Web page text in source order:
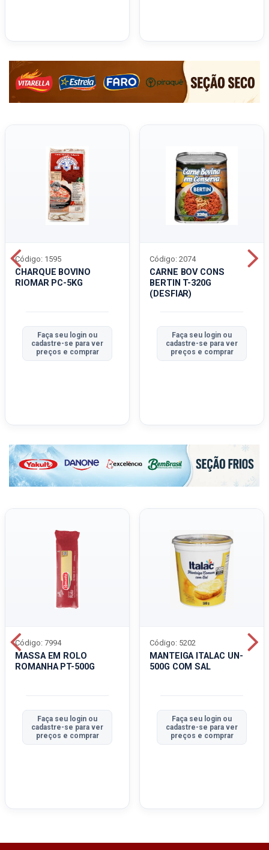
CHARQUE BOVINO
RIOMAR PC-5KG
Código: 1595
Faça seu login ou
cadastre-se para ver
preços e comprar
CARNE BOV CONS
BERTIN T-320G
(DESFIAR)
Código: 2074
Faça seu login ou
cadastre-se para ver
preços e comprar
MASSA EM ROLO
ROMANHA PT-500G
Código: 7994
Faça seu login ou
cadastre-se para ver
preços e comprar
MANTEIGA ITALAC UN-
500G COM SAL
Código: 5202
Faça seu login ou
cadastre-se para ver
preços e comprar